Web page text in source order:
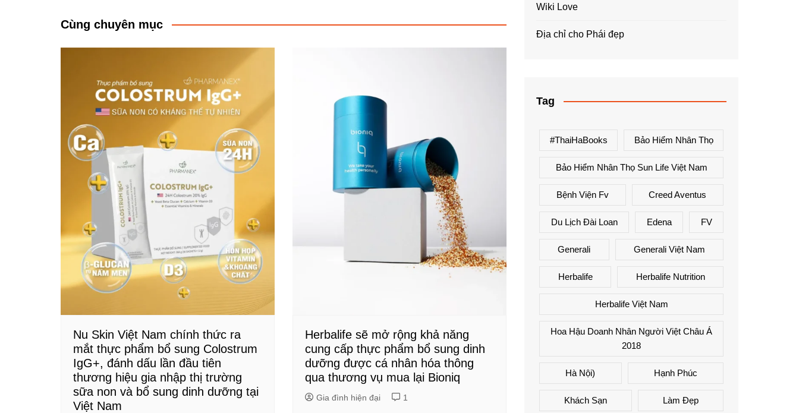
bài
viết
Cùng chuyên mục
Nu Skin Việt Nam chính thức ra
mắt thực phẩm bổ sung Colostrum
IgG+, đánh dấu lần đầu tiên
thương hiệu gia nhập thị trường
sữa non và bổ sung dinh dưỡng tại
Việt Nam
Herbalife sẽ mở rộng khả năng
cung cấp thực phẩm bổ sung dinh
dưỡng được cá nhân hóa thông
qua thương vụ mua lại Bioniq
Gia đình hiện đại 1
Wiki Love
Địa chỉ cho Phái đẹp
Tag
#ThaiHaBooks Bảo Hiểm Nhân Thọ
Bảo Hiểm Nhân Thọ Sun Life Việt Nam
Bệnh Viện Fv Creed Aventus
Du Lịch Đài Loan Edena FV
Generali Generali Việt Nam
Herbalife Herbalife Nutrition
Herbalife Việt Nam
Hoa Hậu Doanh Nhân Người Việt Châu Á
2018
Hà Nội) Hạnh Phúc
Khách Sạn Làm Đẹp